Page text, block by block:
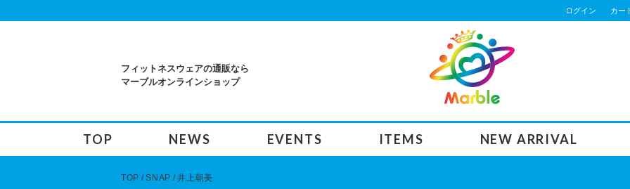
ログイン カー
フィットネスウェアの通販なら
マーブルオンラインショップ
TOP NEWS EVENTS ITEMS NEW ARRIVAL
TOP SNAP 井上朝美